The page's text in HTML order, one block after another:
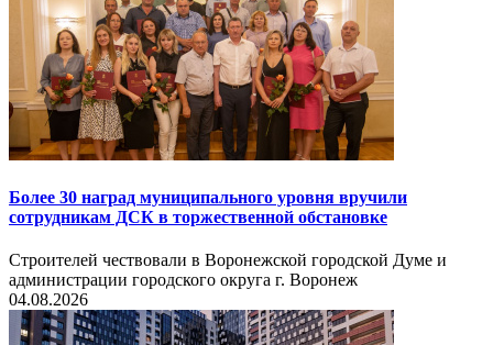
Более 30 наград муниципального уровня вручили
сотрудникам ДСК в торжественной обстановке
Строителей чествовали в Воронежской городской Думе и
администрации городского округа г. Воронеж
04.08.2026